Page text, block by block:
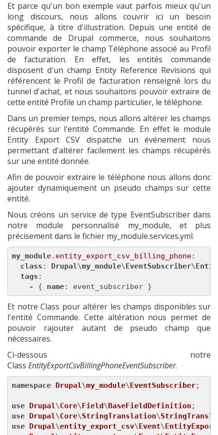
Et parce qu'un bon exemple vaut parfois mieux qu'un
long discours, nous allons couvrir ici un besoin
spécifique, à titre d'illustration. Depuis une entité de
commande de Drupal commerce, nous souhaitons
pouvoir exporter le champ Téléphone associé au Profil
de facturation. En effet, les entités commande
disposent d'un champ Entity Reference Revisions qui
référencent le Profil de facturation renseigné lors du
tunnel d'achat, et nous souhaitons pouvoir extraire de
cette entité Profile un champ particulier, le téléphone.
Dans un premier temps, nous allons altérer les champs
récupérés sur l'entité Commande. En effet le module
Entity Export CSV dispatche un événement nous
permettant d'altérer facilement les champs récupérés
sur une entité donnée.
Afin de pouvoir extraire le téléphone nous allons donc
ajouter dynamiquement un pseudo champs sur cette
entité.
Nous créons un service de type EventSubscriber dans
notre module personnalisé my_module, et plus
précisement dans le fichier my_module.services.yml.
my_module.entity_export_csv_billing_phone:
class : Drupal\my_module\EventSubscriber\
tags :
- { name
Et notre Class pour altérer les champs disponibles sur
l'entité Commande. Cette altération nous permet de
pouvoir rajouter autant de pseudo champ que
nécessaires.
Ci-dessous notre
Class EntityExportCsvBillingPhoneEventSubscriber.
namespace Drupal\my_module\EventSubscriber;
use Drupal\Core\Field\BaseFieldDefinition
use Drupal\Core\StringTranslation\
use Drupal\entity_export_csv\Event\